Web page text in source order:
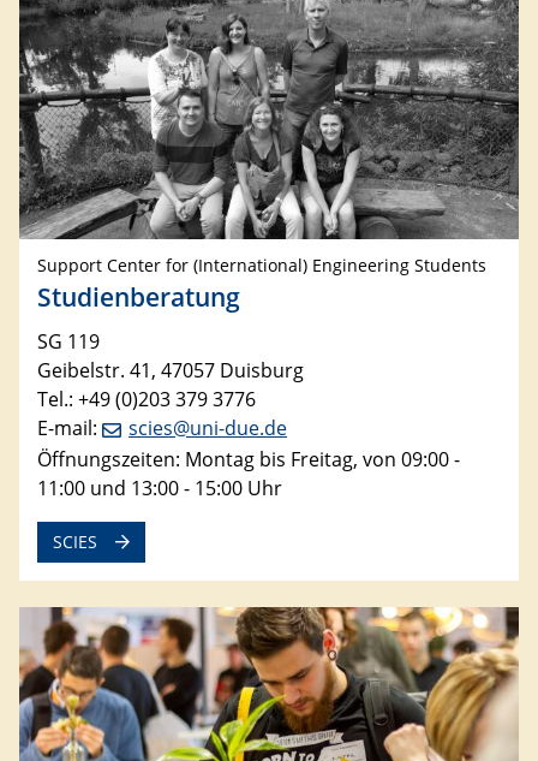
Support Center for (International) Engineering Students
Studienberatung
SG 119
Geibelstr. 41, 47057 Duisburg
Tel.: +49 (0)203 379 3776
E-mail:
scies@uni-due.de
Öffnungszeiten: Montag bis Freitag, von 09:00 -
11:00 und 13:00 - 15:00 Uhr
SCIES